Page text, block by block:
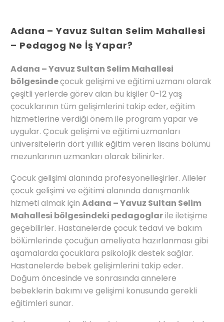
Adana – Yavuz Sultan Selim Mahallesi
– Pedagog Ne İş Yapar?
Adana – Yavuz Sultan Selim Mahallesi
bölgesindeçocuk gelişimi ve eğitimi uzmanı olarak
çeşitli yerlerde görev alan bu kişiler 0-12 yaş
çocuklarının tüm gelişimlerini takip eder, eğitim
hizmetlerine verdiği önem ile program yapar ve
uygular. Çocuk gelişimi ve eğitimi uzmanları
üniversitelerin dört yıllık eğitim veren lisans bölümü
mezunlarının uzmanları olarak bilinirler.
Çocuk gelişimi alanında profesyonelleşirler. Aileler
çocuk gelişimi ve eğitimi alanında danışmanlık
hizmeti almak için Adana – Yavuz Sultan Selim
Mahallesi bölgesindeki pedagoglarile iletişime
geçebilirler. Hastanelerde çocuk tedavi ve bakım
bölümlerinde çocuğun ameliyata hazırlanması gibi
aşamalarda çocuklara psikolojik destek sağlar.
Hastanelerde bebek gelişimlerini takip eder.
Doğum öncesinde ve sonrasında annelere
bebeklerin bakımı ve gelişimi konusunda gerekli
eğitimleri sunar.